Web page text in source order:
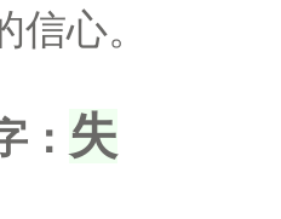
信心。
： 失